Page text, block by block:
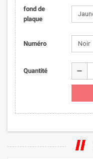
fond de
plaque
Numéro
Quantité remove